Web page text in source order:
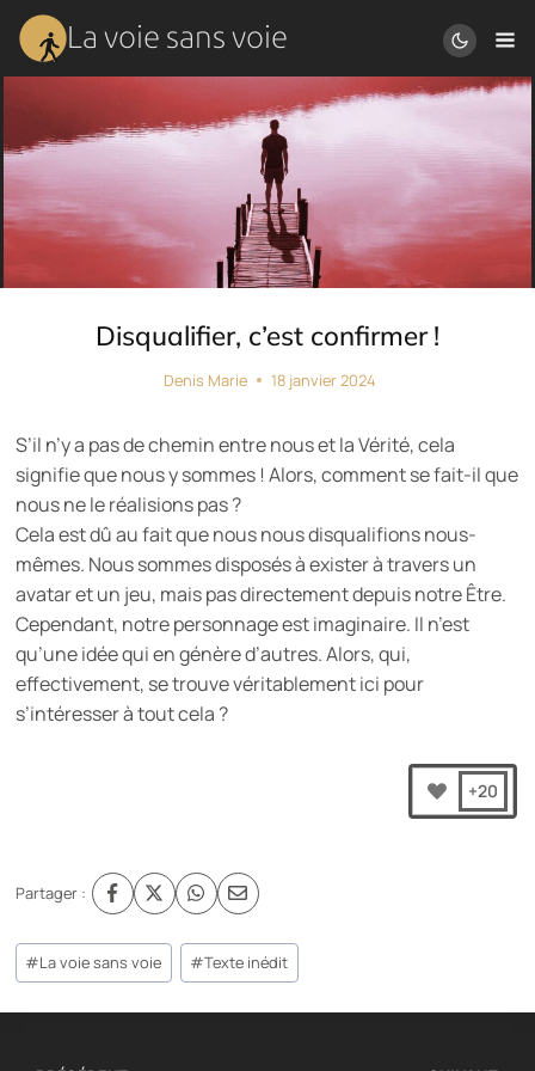
Aller
au
contenu
La voie sans voie
Disqualifier, c’est confirmer !
Denis Marie 18 janvier 2024
S’il n’y a pas de chemin entre nous et la Vérité, cela
signifie que nous y sommes ! Alors, comment se fait-il que
nous ne le réalisions pas ?
Cela est dû au fait que nous nous disqualifions nous-
mêmes. Nous sommes disposés à exister à travers un
avatar et un jeu, mais pas directement depuis notre Être.
Cependant, notre personnage est imaginaire. Il n’est
qu’une idée qui en génère d’autres. Alors, qui,
effectivement, se trouve véritablement ici pour
s’intéresser à tout cela ?
+20
Partager :
Étiquettes
de
la
#La voie sans voie #Texte inédit